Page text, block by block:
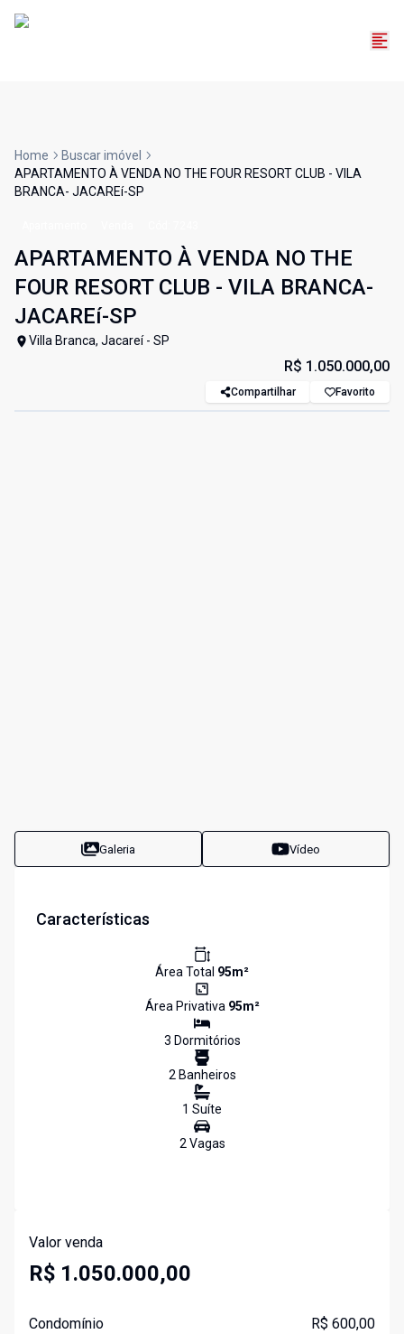
Home
Buscar imóvel
APARTAMENTO À VENDA NO THE FOUR RESORT CLUB - VILA
BRANCA- JACAREí-SP
APARTAMENTO À VENDA NO THE
FOUR RESORT CLUB - VILA BRANCA-
JACAREí-SP
Villa Branca, Jacareí - SP
R$ 1.050.000,00
Compartilhar Favorito
Galeria Vídeo
Características
Área Total 95m²
Área Privativa 95m²
3 Dormitórios
2Banheiros
1 Suíte
2Vagas
Valor venda
R$ 1.050.000,00
Condomínio R$ 600,00